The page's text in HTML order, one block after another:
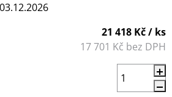
03.12.2026
21 418 Kč/ ks
17 701 Kč bez DPH